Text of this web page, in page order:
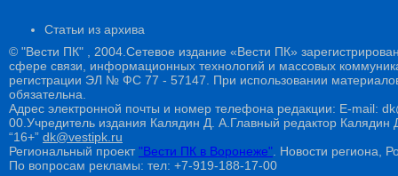
Статьи из архива
© "Вести ПК" , 2004.Сетевое издание «Вести ПК»
сфере связи, информационных технологий и массовых
регистрации ЭЛ № ФС 77 - 57147. При использовании
обязательна.
Адрес электронной почты и номер телефона редакции: E-mail:
00.Учредитель издания Калядин Д. А.Главный редактор
“16+” dk@vestipk.ru
Региональный проект"Вести ПК в Воронеже" . Новости региона,
По вопросам рекламы: тел: +7-919-188-17-00